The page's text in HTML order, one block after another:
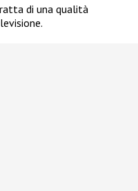
di una qualità